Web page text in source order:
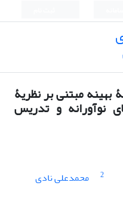
مبتنی بر نظریۀ
نوآورانه و تدریس
2 محمدعلی نادی